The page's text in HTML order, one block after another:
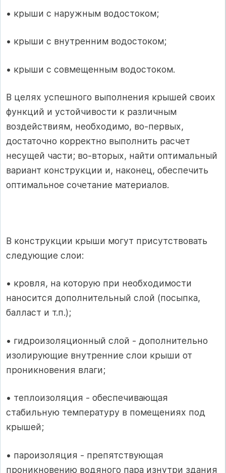
• крыши с наружным водостоком;
• крыши с внутренним водостоком;
• крыши с совмещенным водостоком.
В целях успешного выполнения крышей своих
функций и устойчивости к различным
воздействиям, необходимо, во-первых,
достаточно корректно выполнить расчет
несущей части; во-вторых, найти оптимальный
вариант конструкции и, наконец, обеспечить
оптимальное сочетание материалов.
В конструкции крыши могут присутствовать
следующие слои:
• кровля, на которую при необходимости
наносится дополнительный слой (посыпка,
балласт и т.п.);
• гидроизоляционный слой - дополнительно
изолирующие внутренние слои крыши от
проникновения влаги;
• теплоизоляция - обеспечивающая
стабильную температуру в помещениях под
крышей;
• пароизоляция - препятствующая
проникновению водяного пара изнутри здания